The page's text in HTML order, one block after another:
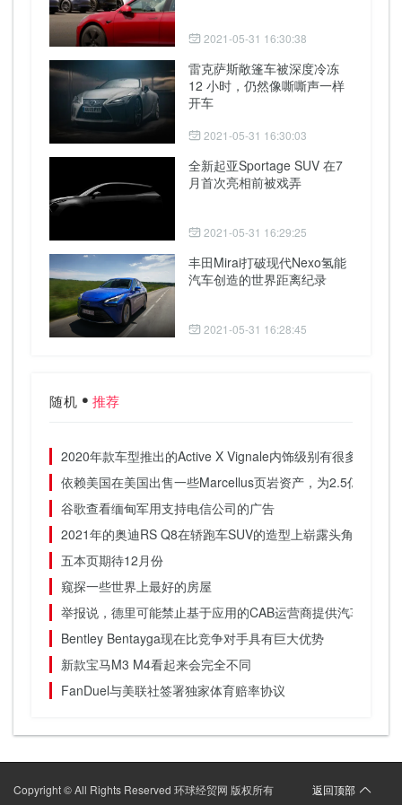
2021-05-31 16:30:38
雷克萨斯敞篷车被深度冷冻
12 小时，仍然像嘶嘶声一样
开车
2021-05-31 16:30:03
全新起亚Sportage SUV 在7
月首次亮相前被戏弄
2021-05-31 16:29:25
丰田Mirai打破现代Nexo氢能
汽车创造的世界距离纪录
2021-05-31 16:28:45
随机 推荐
2020年款车型推出的Active X Vignale内饰级别有很多让人喜
依赖美国在美国出售一些Marcellus页岩资产，为2.5亿美元
谷歌查看缅甸军用支持电信公司的广告
2021年的奥迪RS Q8在轿跑车SUV的造型上崭露头角
五本页期待12月份
窥探一些世界上最好的房屋
举报说，德里可能禁止基于应用的CAB运营商提供汽车池池
Bentley Bentayga现在比竞争对手具有巨大优势
新款宝马M3 M4看起来会完全不同
FanDuel与美联社签署独家体育赔率协议
Copyright © All Rights Reserved 环球经贸网 版权所有 返回顶部